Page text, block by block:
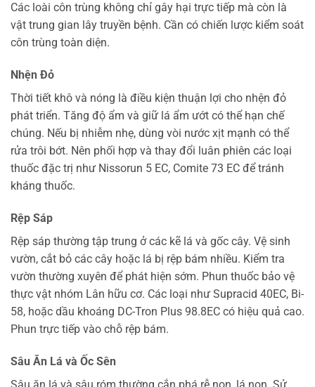
Các loài côn trùng không chỉ gây hại trực tiếp mà còn là
vật trung gian lây truyền bệnh. Cần có chiến lược kiểm soát
côn trùng toàn diện.
Nhện Đỏ
Thời tiết khô và nóng là điều kiện thuận lợi cho nhện đỏ
phát triển. Tăng độ ẩm và giữ lá ẩm ướt có thể hạn chế
chúng. Nếu bị nhiễm nhẹ, dùng vòi nước xịt mạnh có thể
rửa trôi bớt. Nên phối hợp và thay đổi luân phiên các loại
thuốc đặc trị như Nissorun 5 EC, Comite 73 EC để tránh
kháng thuốc.
Rệp Sáp
Rệp sáp thường tập trung ở các kẽ lá và gốc cây. Vệ sinh
vườn, cắt bỏ các cây hoặc lá bị rệp bám nhiều. Kiểm tra
vườn thường xuyên để phát hiện sớm. Phun thuốc bảo vệ
thực vật nhóm Lân hữu cơ. Các loại như Supracid 40EC, Bi-
58, hoặc dầu khoáng DC-Tron Plus 98.8EC có hiệu quả cao.
Phun trực tiếp vào chỗ rệp bám.
Sâu Ăn Lá và Ốc Sên